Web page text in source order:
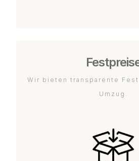
Wir bieten transparente
Umzug.